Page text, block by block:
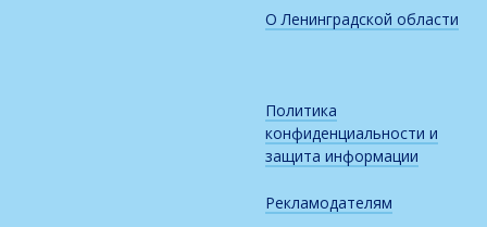
О Ленинградской области
Политика
конфиденциальности и
защита информации
Рекламодателям